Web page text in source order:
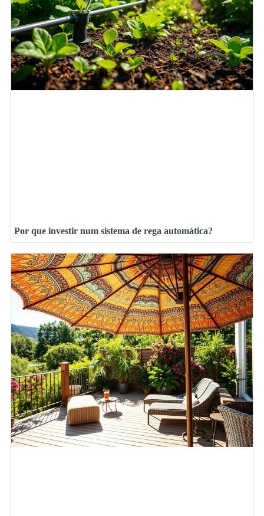
Por que investir num sistema de rega automática?